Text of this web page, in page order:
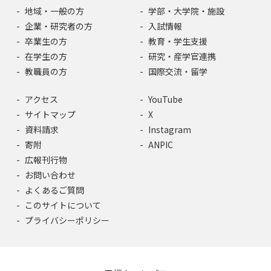
地域・一般の方
企業・研究者の方
卒業生の方
在学生の方
教職員の方
学部・大学院・施設
入試情報
教育・学生支援
研究・産学官連携
国際交流・留学
アクセス
サイトマップ
資料請求
寄附
広報刊行物
お問い合わせ
よくあるご質問
このサイトについて
プライバシーポリシー
YouTube
X
Instagram
ANPIC